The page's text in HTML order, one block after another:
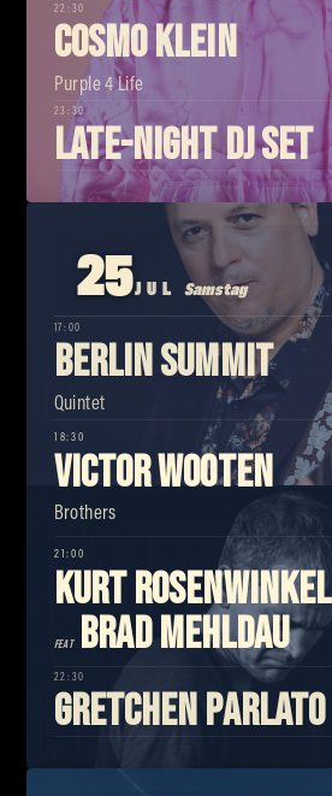
22:30
Cosmo Klein
Purple 4 Life
23:30
Late-Night DJ Set
25JUL Samstag
17:00
Berlin Summit
Quintet
18:30
Victor Wooten
Brothers
21:00
Kurt Rosenwinkel
feat Brad Mehldau
22:30
Gretchen Parlato